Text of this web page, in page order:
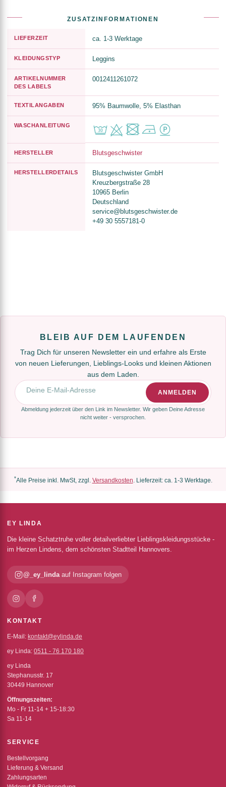
ZUSATZINFORMATIONEN
LIEFERZEIT ca. 1-3 Werktage
KLEIDUNGSTYP Leggins
ARTIKELNUMMER
DES LABELS
0012411261072
TEXTILANGABEN 95% Baumwolle, 5% Elasthan
WASCHANLEITUNG
HERSTELLER Blutsgeschwister
HERSTELLERDETAILS
Blutsgeschwister GmbH
Kreuzbergstraße 28
10965 Berlin
Deutschland
service@blutsgeschwister.de
+49 30 5557181-0
BLEIB AUF DEM LAUFENDEN
Trag Dich für unseren Newsletter ein und erfahre als Erste
von neuen Lieferungen, Lieblings-Looks und kleinen Aktionen
aus dem Laden.
E-Mail-Adresse
ANMELDEN
Abmeldung jederzeit über den Link im Newsletter. Wir geben Deine Adresse
nicht weiter - versprochen.
*Alle Preise inkl. MwSt, zzgl. Versandkosten. Lieferzeit: ca. 1-3 Werktage.
EY LINDA
Die kleine Schatztruhe voller detailverliebter Lieblingskleidungsstücke -
im Herzen Lindens, dem schönsten Stadtteil Hannovers.
@_ey_lindaauf Instagram folgen
KONTAKT
E-Mail: kontakt@eylinda.de
ey Linda: 0511 - 76 170 180
ey Linda
Stephanusstr. 17
30449 Hannover
Öffnungszeiten:
Mo - Fr 11-14 + 15-18:30
Sa 11-14
SERVICE
Bestellvorgang
Lieferung & Versand
Zahlungsarten